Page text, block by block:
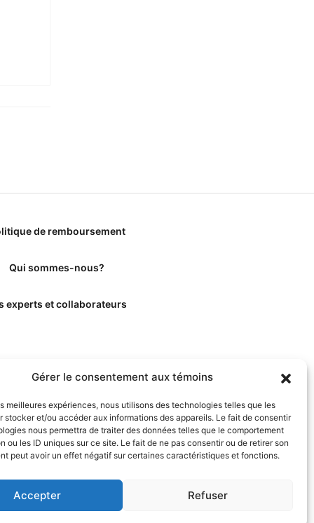
Gérer le consentement aux témoins
meilleures expériences, nous utilisons des technologies telles que les
stocker et/ou accéder aux informations des appareils. Le fait de consentir
nous permettra de traiter des données telles que le comportement
ou les ID uniques sur ce site. Le fait de ne pas consentir ou de retirer son
peut avoir un effet négatif sur certaines caractéristiques et fonctions.
Accepter Refuser
de remboursement
Qui sommes-nous?
experts et collaborateurs